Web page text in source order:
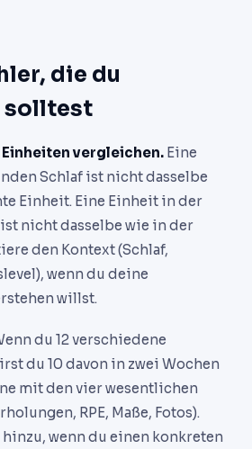
die du
solltest
vergleichen. Eine
Schlaf ist nicht dasselbe
Einheit. Eine Einheit in der
nicht dasselbe wie in der
den Kontext (Schlaf,
wenn du deine
willst.
du 12 verschiedene
du 10 davon in zwei Wochen
mit den vier wesentlichen
RPE, Maße, Fotos).
hinzu, wenn du einen konkreten